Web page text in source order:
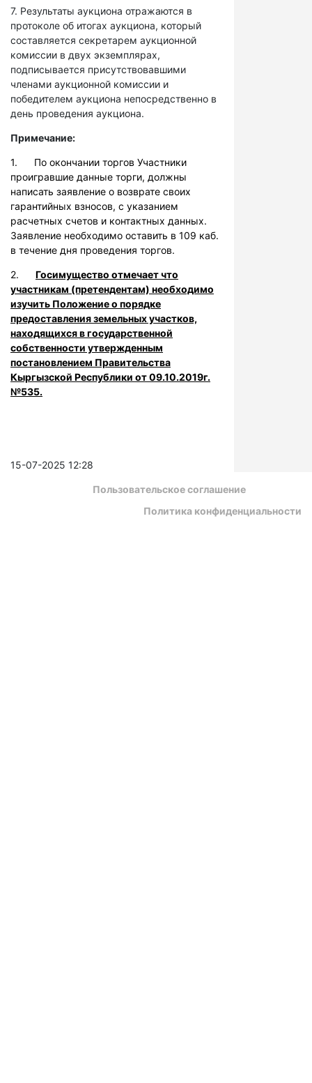
7. Результаты аукциона отражаются в
протоколе об итогах аукциона, который
составляется секретарем аукционной
комиссии в двух экземплярах,
подписывается присутствовавшими
членами аукционной комиссии и
победителем аукциона непосредственно в
день проведения аукциона.
Примечание:
1. По окончании торгов Участники
проигравшие данные торги, должны
написать заявление о возврате своих
гарантийных взносов, с указанием
расчетных счетов и контактных данных.
Заявление необходимо оставить в 109 каб.
в течение дня проведения торгов.
2. Госимущество отмечает что
участникам (претендентам) необходимо
изучить Положение о порядке
предоставления земельных участков,
находящихся в государственной
собственности утвержденным
постановлением Правительства
Кыргызской Республики от 09.10.2019г.
№535.
15-07-2025 12:28
Пользовательское соглашение
Политика конфиденциальности